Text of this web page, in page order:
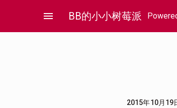
menu BB的小小树莓派
2015年10月19